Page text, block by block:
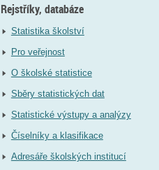
Rejstříky, databáze
Statistika školství
Pro veřejnost
O školské statistice
Sběry statistických dat
Statistické výstupy a analýzy
Číselníky a klasifikace
Adresáře školských institucí